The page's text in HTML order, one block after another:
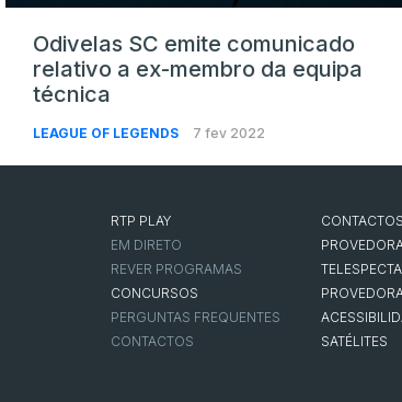
Odivelas SC emite comunicado
relativo a ex-membro da equipa
técnica
LEAGUE OF LEGENDS 7 fev 2022
RTP PLAY
EM DIRETO
REVER PROGRAMAS
CONCURSOS
PERGUNTAS FREQUENTES
CONTACTOS
CONTACTOS
SATÉLITES